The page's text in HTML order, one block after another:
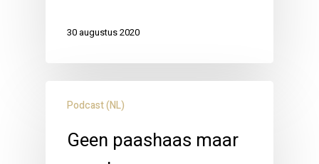
30 augustus 2020
Podcast (NL)
Geen paashaas maar